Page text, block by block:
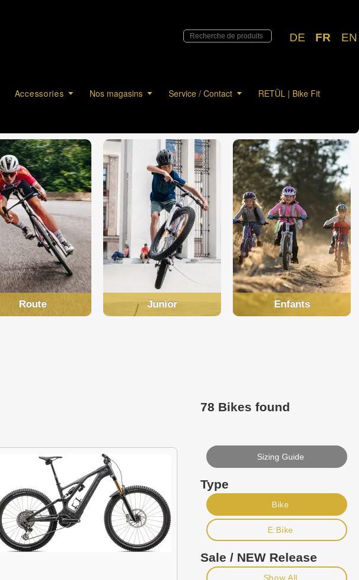
DE FR EN
Accessories Nos magasins Service / Contact RETÜL | Bike Fit
Route Junior Enfants
78 Bikes found
Sizing Guide
Type
Bike
E:Bike
Sale / NEW Release
Show All